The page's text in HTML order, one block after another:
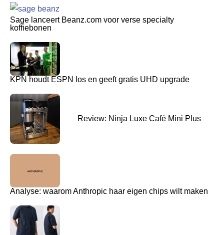
Sage lanceert Beanz.com voor verse specialty
koffiebonen
KPN houdt ESPN los en geeft gratis UHD upgrade
Review: Ninja Luxe Café Mini Plus
Analyse: waarom Anthropic haar eigen chips wilt maken